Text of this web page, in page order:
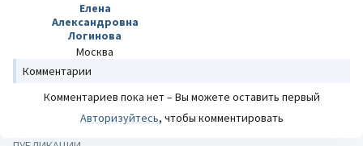
Елена
Александровна
Логинова
Москва
Комментарии
Комментариев пока нет – Вы можете оставить первый
Авторизуйтесь, чтобы комментировать